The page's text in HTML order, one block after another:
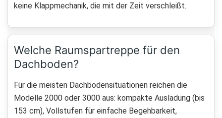
keine Klappmechanik, die mit der Zeit verschleißt.
Welche Raumspartreppe für den
Dachboden?
Für die meisten Dachbodensituationen reichen die
Modelle 2000 oder 3000 aus: kompakte Ausladung (bis
153 cm), Vollstufen für einfache Begehbarkeit,